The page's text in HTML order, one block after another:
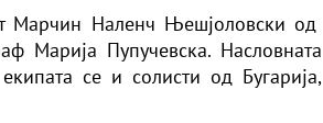
Марчин Наленч Њешјоловски од
Марија Пупучевска. Насловната
се и солисти од Бугарија,